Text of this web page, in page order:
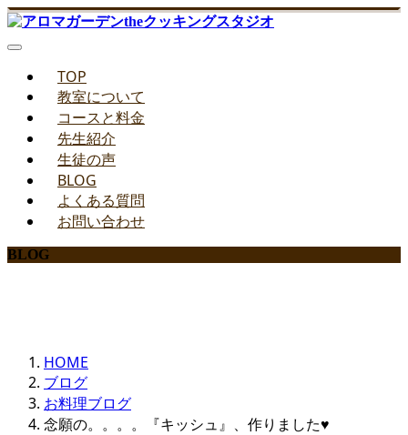
TOP
教室について
コースと料金
先生紹介
生徒の声
BLOG
よくある質問
お問い合わせ
BLOG
HOME
ブログ
お料理ブログ
念願の。。。。『キッシュ』、作りました♥